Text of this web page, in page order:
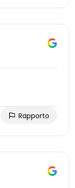
Rapporto